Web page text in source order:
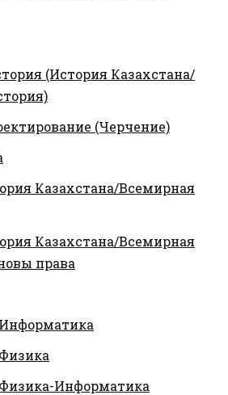
(История Казахстана/
(Черчение)
Казахстана/Всемирная
Казахстана/Всемирная
права
Информатика